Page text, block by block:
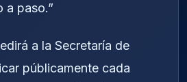
a paso.”
a la Secretaría de
públicamente cada